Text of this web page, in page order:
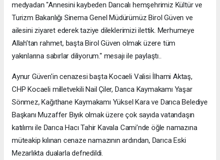
medyadan "Annesini kaybeden Darıcalı hemşehrimiz Kültür ve
Turizm Bakanlığı Sinema Genel Müdürümüz Birol Güven ve
ailesini ziyaret ederek taziye dileklerimizi ilettik. Merhumeye
Allah’tan rahmet, başta Birol Güven olmak üzere tüm
yakınlarına sabırlar diliyorum." mesajı ile paylaştı..
Aynur Güven'in cenazesi başta Kocaeli Valisi İlhami Aktaş,
CHP Kocaeli milletvekili Nail Çiler, Darıca Kaymakamı Yaşar
Sönmez, Kağıthane Kaymakamı Yüksel Kara ve Darıca Belediye
Başkanı Muzaffer Bıyık olmak üzere çok sayıda vatandaşın
katılımı ile Darıca Hacı Tahir Kavala Cami’nde öğle namazına
müteakip kılınan cenaze namazının ardından, Darıca Eski
Mezarlıkta dualarla defnedildi.